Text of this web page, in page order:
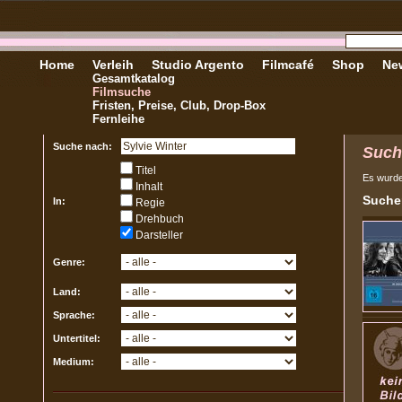
Home Verleih
Gesamtkatalog
Filmsuche
Fristen, Preise, Club, Drop-Box
Fernleihe
Studio Argento Filmcafé Shop
Suche nach:
In:
Titel
Inhalt
Regie
Drehbuch
Darsteller
Genre:
Land:
Sprache:
Untertitel:
Medium:
Es